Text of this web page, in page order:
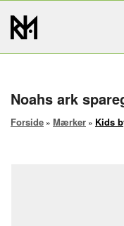
MÆRKER
SMYKKER
Noahs ark
Forside » Mærker » Kids